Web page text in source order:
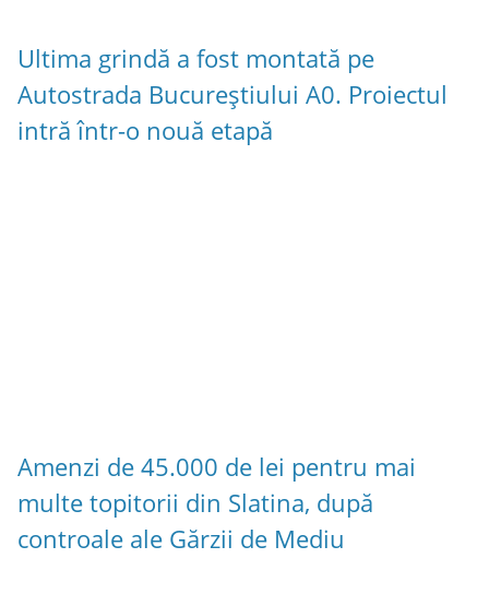
Ultima grindă a fost montată pe
Autostrada Bucureștiului A0. Proiectul
intră într-o nouă etapă
Amenzi de 45.000 de lei pentru mai
multe topitorii din Slatina, după
controale ale Gărzii de Mediu